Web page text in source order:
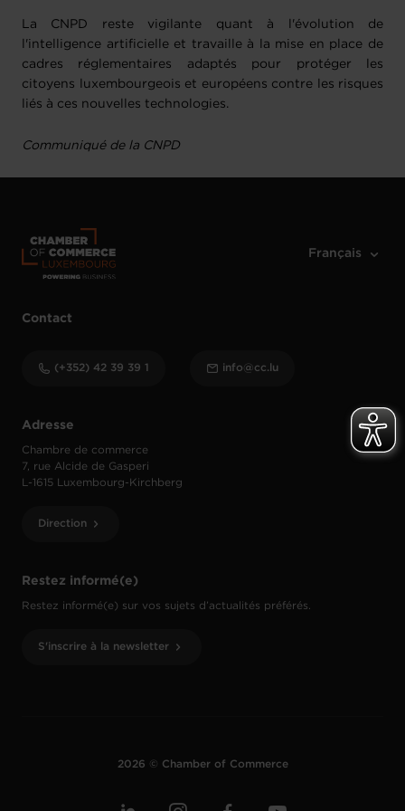
La CNPD reste vigilante quant à l'évolution de
l'intelligence artificielle et travaille à la mise en place de
cadres réglementaires adaptés pour protéger les
citoyens luxembourgeois et européens contre les risques
liés à ces nouvelles technologies.
Communiqué de la CNPD
Restez informé(e)
Restez informé(e) sur vos sujets d’actualités préférés.
S'inscrire à la newsletter
Adresse
Chambre de commerce
7, rue Alcide de Gasperi
L-1615 Luxembourg-Kirchberg
Direction
Contact
(+352) 42 39 39 1 info@cc.lu
2026 © Chamber of Commerce